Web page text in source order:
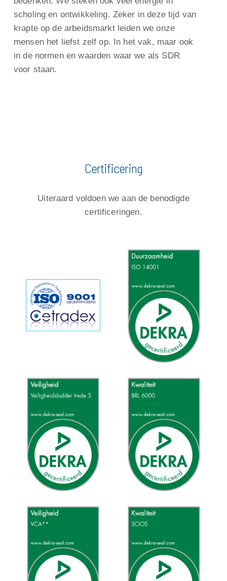
scholing en ontwikkeling. Zeker in deze tijd van
krapte op de arbeidsmarkt leiden we onze
mensen het liefst zelf op. In het vak, maar ook
in de normen en waarden waar we als SDR
voor staan.
Certificering
Uiteraard voldoen we aan de benodigde
certificeringen.